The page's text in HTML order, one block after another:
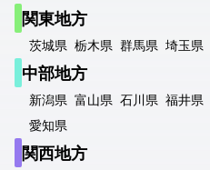
関東地方
茨城県 栃木県 群馬県 埼玉県
中部地方
新潟県 富山県 石川県 福井県
愛知県
関西地方